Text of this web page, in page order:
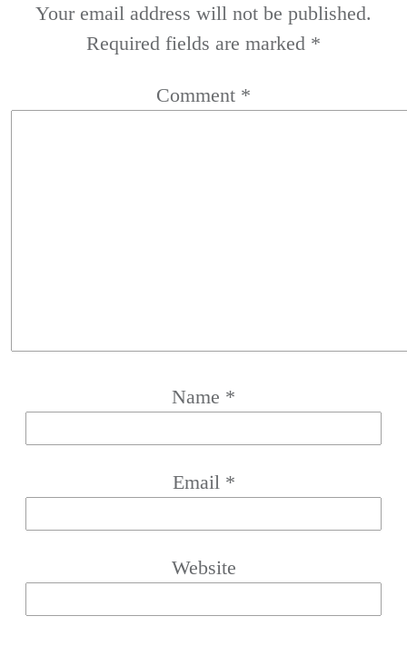
Your email address will not be published.
Required fields are marked *
Comment *
Name *
Email *
Website